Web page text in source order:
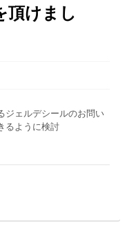
頂けまし
ジェルデシールのお問い
るように検討